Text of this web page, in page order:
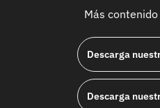
Más contenido
Descarga
Descarga